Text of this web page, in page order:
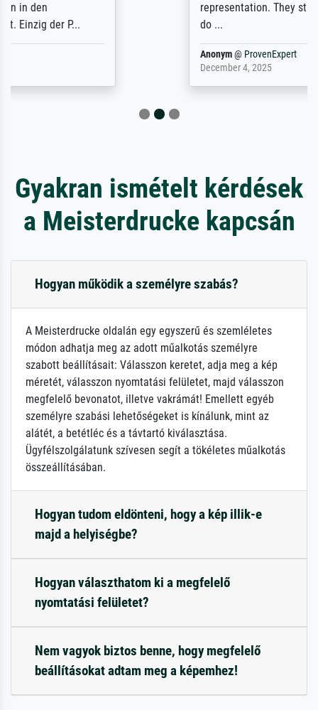
representation. They stated they couldn't
do ...
Gyakran ismételt kérdések
a Meisterdrucke kapcsán
Hogyan működik a személyre szabás?
A Meisterdrucke oldalán egy egyszerű és szemléletes
módon adhatja meg az adott műalkotás személyre
szabott beállításait: Válasszon keretet, adja meg a kép
méretét, válasszon nyomtatási felületet, majd válasszon
megfelelő bevonatot, illetve vakrámát! Emellett egyéb
személyre szabási lehetőségeket is kínálunk, mint az
alátét, a betétléc és a távtartó kiválasztása.
Ügyfélszolgálatunk szívesen segít a tökéletes műalkotás
összeállításában.
Hogyan tudom eldönteni, hogy a kép illik-e
majd a helyiségbe?
Hogyan választhatom ki a megfelelő
nyomtatási felületet?
Nem vagyok biztos benne, hogy megfelelő
beállításokat adtam meg a képemhez!